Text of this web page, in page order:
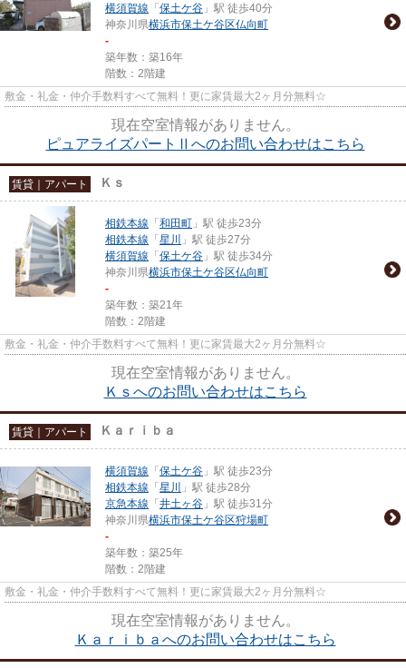
横須賀線 「 保土ケ谷 」駅 徒歩40分
神奈川県横浜市保土ケ谷区仏向町
-
築年数：築16年
階数：2階建
敷金・礼金・仲介手数料すべて無料！更に家賃最大2ヶ月分無料☆
現在空室情報がありません。
ピュアライズパートⅡへのお問い合わせはこちら
賃貸｜アパート Ｋｓ
相鉄本線 「 和田町 」駅 徒歩23分
相鉄本線 「 星川
」駅 徒歩27分
横須賀線 「 保土ケ谷 」駅 徒歩34分
神奈川県横浜市保土ケ谷区仏向町
-
築年数：築21年
階数：2階建
敷金・礼金・仲介手数料すべて無料！更に家賃最大2ヶ月分無料☆
現在空室情報がありません。
Ｋｓへのお問い合わせはこちら
賃貸｜アパート Ｋａｒｉｂａ
横須賀線 「 保土ケ谷 」駅 徒歩23分
相鉄本線 「 星川
」駅 徒歩28分
京急本線 「 井土ヶ谷 」駅 徒歩31分
神奈川県横浜市保土ケ谷区狩場町
-
築年数：築25年
階数：2階建
敷金・礼金・仲介手数料すべて無料！更に家賃最大2ヶ月分無料☆
現在空室情報がありません。
Ｋａｒｉｂａへのお問い合わせはこちら